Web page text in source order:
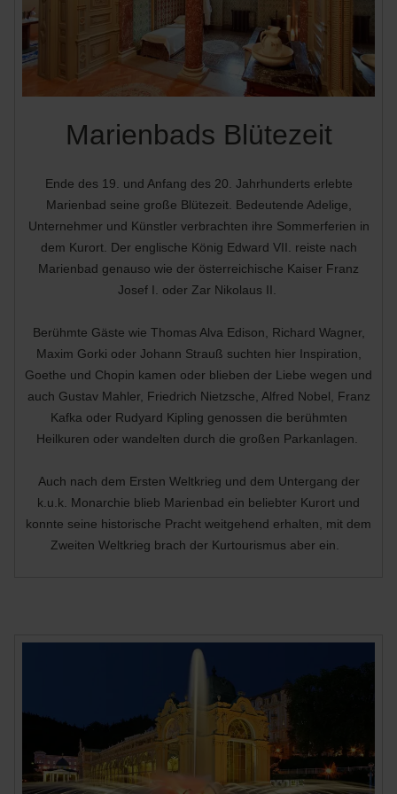
Marienbads Blütezeit
Ende des 19. und Anfang des 20. Jahrhunderts erlebte
Marienbad seine große Blütezeit. Bedeutende Adelige,
Unternehmer und Künstler verbrachten ihre Sommerferien in
dem Kurort. Der englische König Edward VII. reiste nach
Marienbad genauso wie der österreichische Kaiser Franz
Josef I. oder Zar Nikolaus II.
Berühmte Gäste wie Thomas Alva Edison, Richard Wagner,
Maxim Gorki oder Johann Strauß suchten hier Inspiration,
Goethe und Chopin kamen oder blieben der Liebe wegen und
auch Gustav Mahler, Friedrich Nietzsche, Alfred Nobel, Franz
Kafka oder Rudyard Kipling genossen die berühmten
Heilkuren oder wandelten durch die großen Parkanlagen.
Auch nach dem Ersten Weltkrieg und dem Untergang der
k.u.k. Monarchie blieb Marienbad ein beliebter Kurort und
konnte seine historische Pracht weitgehend erhalten, mit dem
Zweiten Weltkrieg brach der Kurtourismus aber ein.